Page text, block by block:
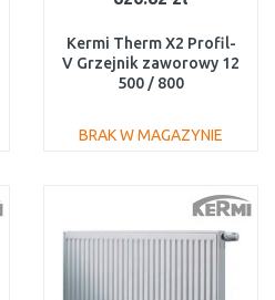
Kermi Therm X2 Profil-
V Grzejnik zaworowy 12
500 / 800
BRAK W MAGAZYNIE
Do porównania